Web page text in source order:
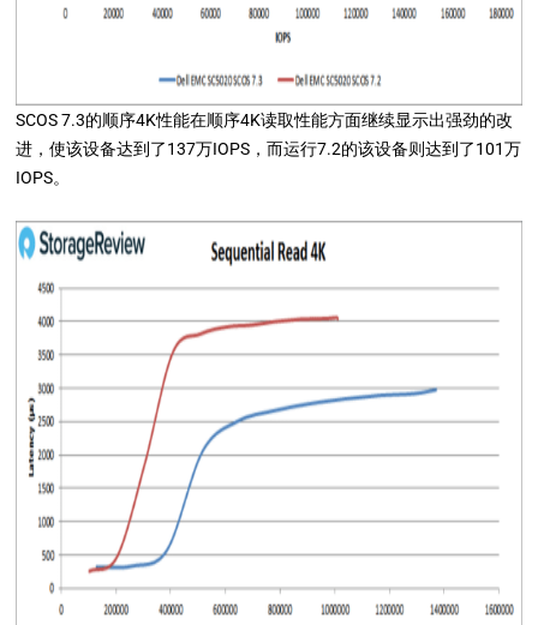
SCOS 7.3的顺序4K性能在顺序4K读取性能方面继续显示出强劲的改
进，使该设备达到了137万IOPS，而运行7.2的该设备则达到了101万
IOPS。